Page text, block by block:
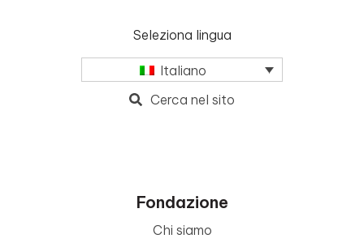
Seleziona lingua
Italiano
Cerca nel sito
Fondazione
Chi siamo